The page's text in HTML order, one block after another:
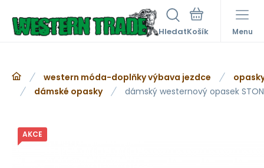
Hledat Menu
western móda-doplňky výbava jezdce
dámské opasky
dámský westernový opasek
AKCE